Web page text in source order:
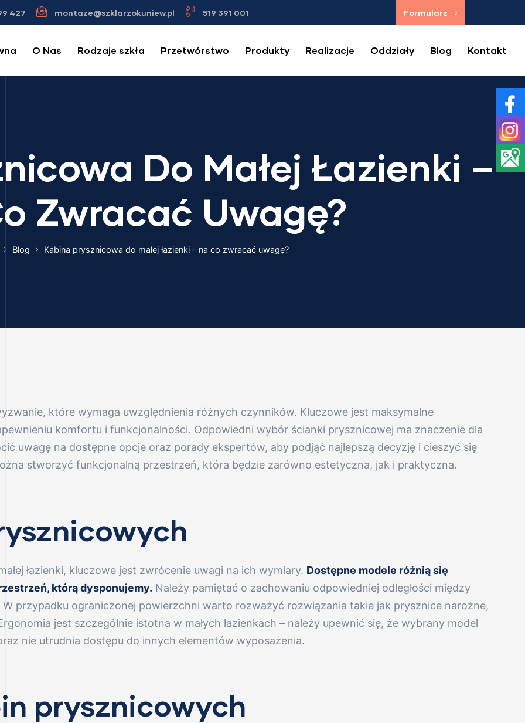
427 montaze@szklarzokuniew.pl 519 391 001 Formularz
O Nas Rodzaje szkła Przetwórstwo Produkty Realizacje Oddziały Blog Kontakt
Do Małej Łazienki –
Zwracać Uwagę?
Blog Kabina prysznicowa do małej łazienki – na co zwracać uwagę?
które wymaga uwzględnienia różnych czynników. Kluczowe jest maksymalne
komfortu i funkcjonalności. Odpowiedni wybór ścianki prysznicowej ma znaczenie dla
uwagę na dostępne opcje oraz porady ekspertów, aby podjąć najlepszą decyzję i cieszyć się
stworzyć funkcjonalną przestrzeń, która będzie zarówno estetyczna, jak i praktyczna.
łazienki, kluczowe jest zwrócenie uwagi na ich wymiary. Dostępne modele różnią się
którą dysponujemy. Należy pamiętać o zachowaniu odpowiedniej odległości między
przypadku ograniczonej powierzchni warto rozważyć rozwiązania takie jak prysznice narożne,
jest szczególnie istotna w małych łazienkach – należy upewnić się, że wybrany model
nie utrudnia dostępu do innych elementów wyposażenia.
prysznicowych